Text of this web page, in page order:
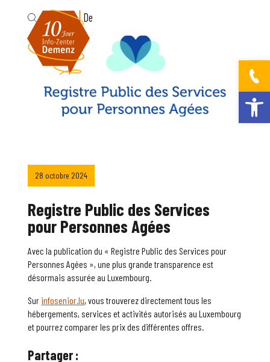
Ouvrir la
Fr De
28 octobre 2024
Registre Public des Services
pour Personnes Agées
Avec la publication du « Registre Public des Services pour
Personnes Agées », une plus grande transparence est
désormais assurée au Luxembourg.
Sur infosenior.lu, vous trouverez directement tous les
hébergements, services et activités autorisés au Luxembourg
et pourrez comparer les prix des différentes offres.
Partager :